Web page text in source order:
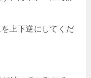
上下逆にしてくだ